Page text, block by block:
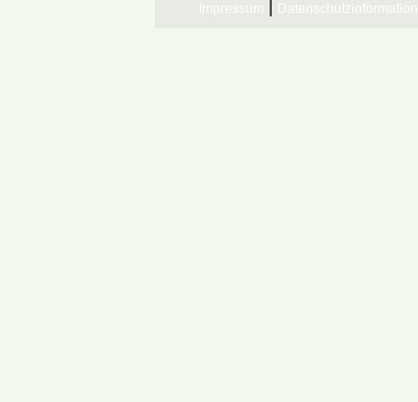
Impressum Datenschutzinformation